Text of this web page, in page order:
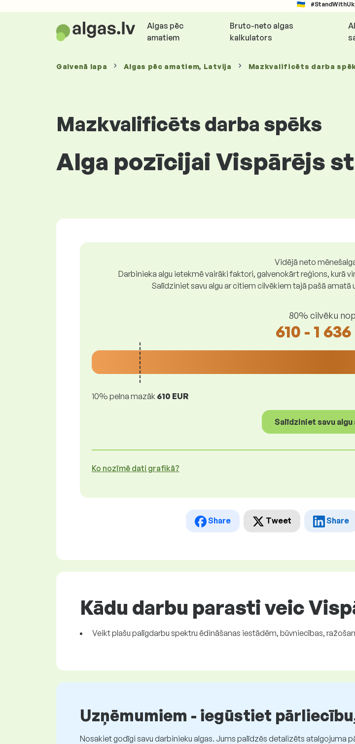
Algas pēc
amatiem
Bruto-neto algas
kalkulators
Galvenā lapa Algas pēc amatiem, Latvija Mazkvalificēts darba
Mazkvalificēts darba spēks
Alga pozīcijai Vispārējs
Vidējā neto
Darbinieka algu ietekmē vairāki faktori, galvenokārt reģions, kurā
Salīdziniet savu algu ar citiem cilvēkiem tajā pašā amatā
80% cilvēku
610 - 1
10% pelna mazāk 610 EUR
Salīdziniet savu
Ko nozīmē dati grafikā?
Share Tweet Share
Kādu darbu parasti veic
Veikt plašu palīgdarbu spektru ēdināšanas iestādēm, būvniecības,
Uzņēmumiem - iegūstiet
Nosakiet godīgi savu darbinieku algas. Jums palīdzēs detalizēts atalgojuma